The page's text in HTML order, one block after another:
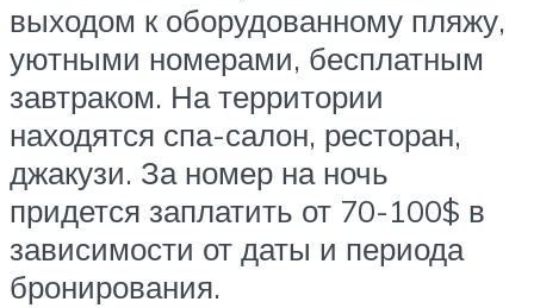
выходом к оборудованному пляжу,
уютными номерами, бесплатным
завтраком. На территории
находятся спа-салон, ресторан,
джакузи. За номер на ночь
придется заплатить от 70-100$ в
зависимости от даты и периода
бронирования.